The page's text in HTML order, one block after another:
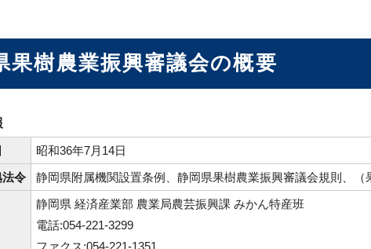
果樹農業振興審議会の概要
昭和36年7月14日
令
静岡県附属機関設置条例、静岡県果樹農業振興審議会規則、（
静岡県 経済産業部 農業局農芸振興課 みかん特産班
電話:054-221-3299
ファクス:054-221-1351